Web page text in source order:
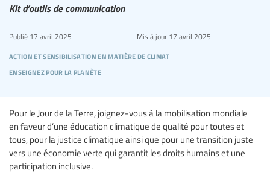
Kit d’outils de communication
action et sensibilisation en matière de climat
enseignez pour la planète
Publié 17 avril 2025 Mis à jour17 avril 2025
Pour le Jour de la Terre, joignez-vous à la mobilisation mondiale
en faveur d’une éducation climatique de qualité pour toutes et
tous, pour la justice climatique ainsi que pour une transition juste
vers une économie verte qui garantit les droits humains et une
participation inclusive.